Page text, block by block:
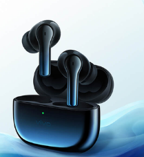
Россия | Выберите страну/регион